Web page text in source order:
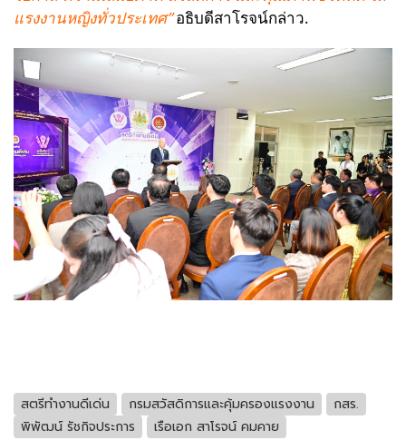
แรงงานหญิงทั่วประเทศ” อธิบดีสาโรจน์กล่าว.
สตรีทำงานดีเด่น กรมสวัสดิการและคุ้มครองแรงงาน
กสร.
พิพัฒน์ รัชกิจประการ
เรือเอก สาโรจน์ คมคาย